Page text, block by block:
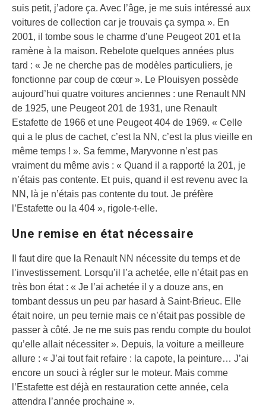
suis petit, j’adore ça. Avec l’âge, je me suis intéressé aux
voitures de collection car je trouvais ça sympa ». En
2001, il tombe sous le charme d’une Peugeot 201 et la
ramène à la maison. Rebelote quelques années plus
tard : « Je ne cherche pas de modèles particuliers, je
fonctionne par coup de cœur ». Le Plouisyen possède
aujourd’hui quatre voitures anciennes : une Renault NN
de 1925, une Peugeot 201 de 1931, une Renault
Estafette de 1966 et une Peugeot 404 de 1969. « Celle
qui a le plus de cachet, c’est la NN, c’est la plus vieille en
même temps ! ». Sa femme, Maryvonne n’est pas
vraiment du même avis : « Quand il a rapporté la 201, je
n’étais pas contente. Et puis, quand il est revenu avec la
NN, là je n’étais pas contente du tout. Je préfère
l’Estafette ou la 404 », rigole-t-elle.
Une remise en état nécessaire
Il faut dire que la Renault NN nécessite du temps et de
l’investissement. Lorsqu’il l’a achetée, elle n’était pas en
très bon état : « Je l’ai achetée il y a douze ans, en
tombant dessus un peu par hasard à Saint-Brieuc. Elle
était noire, un peu ternie mais ce n’était pas possible de
passer à côté. Je ne me suis pas rendu compte du boulot
qu’elle allait nécessiter ». Depuis, la voiture a meilleure
allure : « J’ai tout fait refaire : la capote, la peinture… J’ai
encore un souci à régler sur le moteur. Mais comme
l’Estafette est déjà en restauration cette année, cela
attendra l’année prochaine ».